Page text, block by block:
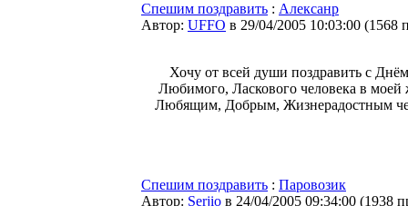
Спешим поздравить : Алексанр
Автор: UFFO в 29/04/2005 10:03:00 (1568
Хочу от всей души поздравить с
Любимого, Ласкового человека в
Любящим, Добрым, Жизнерадостным
Спешим поздравить : Паровозик
Автор: Serjio в 24/04/2005 09:34:00 (1938